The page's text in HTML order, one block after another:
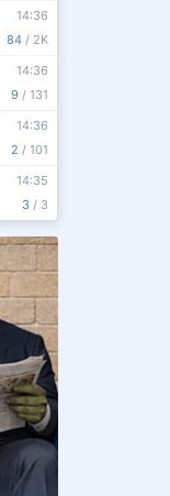
84 / 2K
14:36
9 / 131
14:36
2 / 101
14:36
3 / 3
14:35